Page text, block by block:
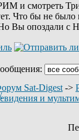
и смотреть
Что бы не
Вы опоздали с
Sat-Digest ->
и